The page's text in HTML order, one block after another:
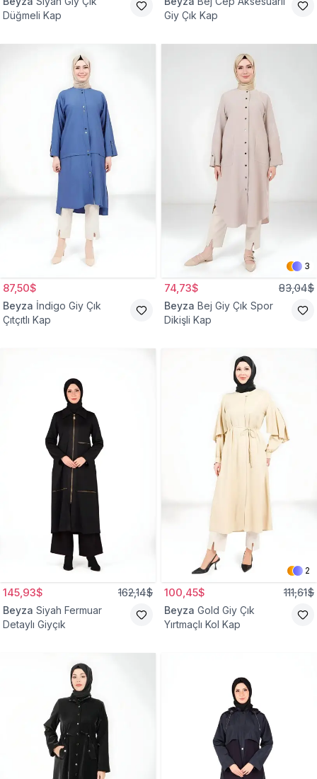
Düğmeli Kap
Giy Çık Kap
87,50$
Beyza İndigo Giy Çık
Çıtçıtlı Kap
3
74,73$ 83,04$
Beyza Bej Giy Çık Spor
Dikişli Kap
145,93$ 162,14$
Beyza Siyah Fermuar
Detaylı Giyçık
2
100,45$ 111,61$
Beyza Gold Giy Çık
Yırtmaçlı Kol Kap